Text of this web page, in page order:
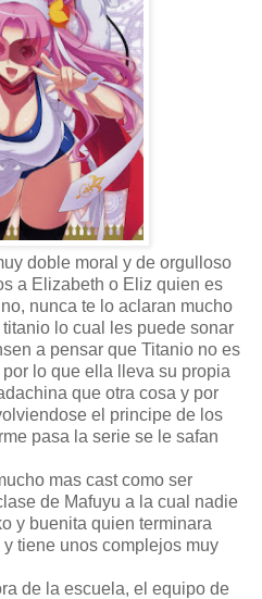
doble moral y de orgulloso
a Elizabeth o Eliz quien es
nunca te lo aclaran mucho
lo cual les puede sonar
a pensar que Titanio no es
lo que ella lleva su propia
que otra cosa y por
el principe de los
pasa la serie se le safan
mas cast como ser
de Mafuyu a la cual nadie
y buenita quien terminara
tiene unos complejos muy
de la escuela, el equipo de